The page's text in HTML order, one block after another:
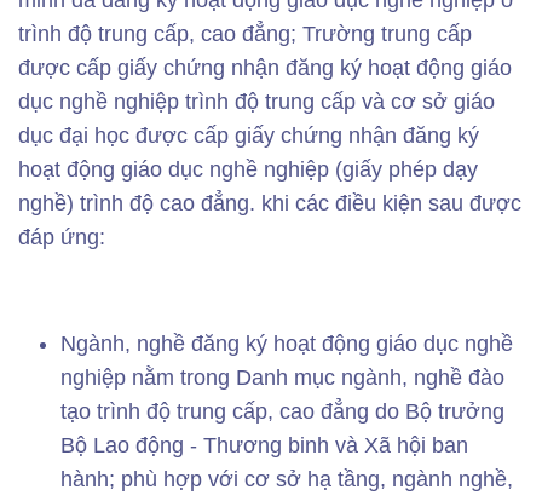
trình độ trung cấp, cao đẳng; Trường trung cấp
được cấp giấy chứng nhận đăng ký hoạt động giáo
dục nghề nghiệp trình độ trung cấp và cơ sở giáo
dục đại học được cấp giấy chứng nhận đăng ký
hoạt động giáo dục nghề nghiệp (giấy phép dạy
nghề) trình độ cao đẳng. khi các điều kiện sau được
đáp ứng:
Ngành, nghề đăng ký hoạt động giáo dục nghề
nghiệp nằm trong Danh mục ngành, nghề đào
tạo trình độ trung cấp, cao đẳng do Bộ trưởng
Bộ Lao động - Thương binh và Xã hội ban
hành; phù hợp với cơ sở hạ tầng, ngành nghề,